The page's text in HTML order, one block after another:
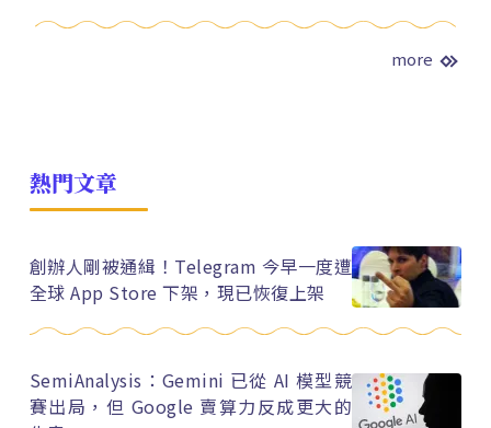
more
熱門文章
創辦人剛被通緝！Telegram 今早一度遭
全球 App Store 下架，現已恢復上架
SemiAnalysis：Gemini 已從 AI 模型競
賽出局，但 Google 賣算力反成更大的